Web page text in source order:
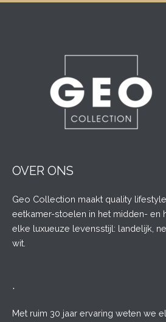
OVER ONS
Geo Collection maakt quality
eetkamer-stoelen in het midden- en
elke luxueuze levensstijl: landelijk,
wit.
.
Met ruim 30 jaar ervaring weten we